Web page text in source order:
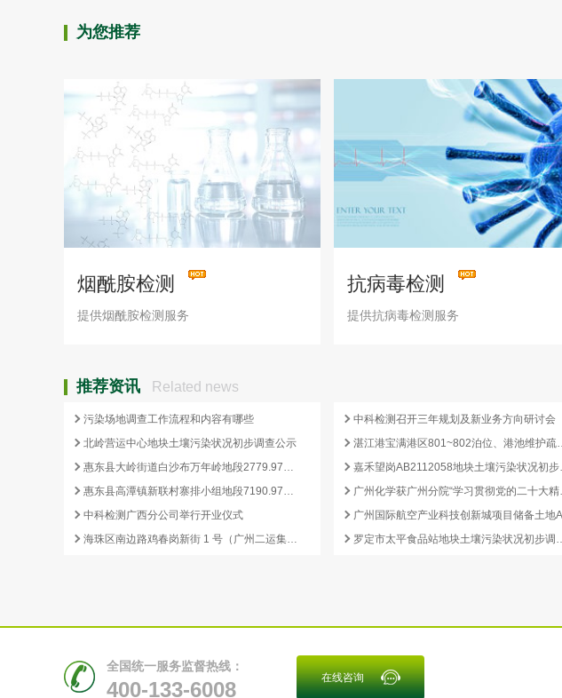
为您推荐
烟酰胺检测
提供烟酰胺检测服务
抗病毒检测
提供抗病毒检测服务
推荐资讯 Related news
污染场地调查工作流程和内容有哪些
北岭营运中心地块土壤污染状况初步调查公示
惠东县大岭街道白沙布万年岭地段2779.97平方米国有建设用地土壤污染状况初步调查报告公示
惠东县高潭镇新联村寨排小组地段7190.97平方米国有建设用地土壤污染状况初步调查报告公示
中科检测广西分公司举行开业仪式
海珠区南边路鸡春岗新街 1 号（广州二运集团有限公司）地块土壤污染状况初步调查报告公示
中科检测召开三年规划及新业务方向研讨会
湛江港宝满港区801~802泊
嘉禾望岗
广州化学获
罗定市太平食品站地
全国统一服务监督热线：
400-133-6008 在线咨询